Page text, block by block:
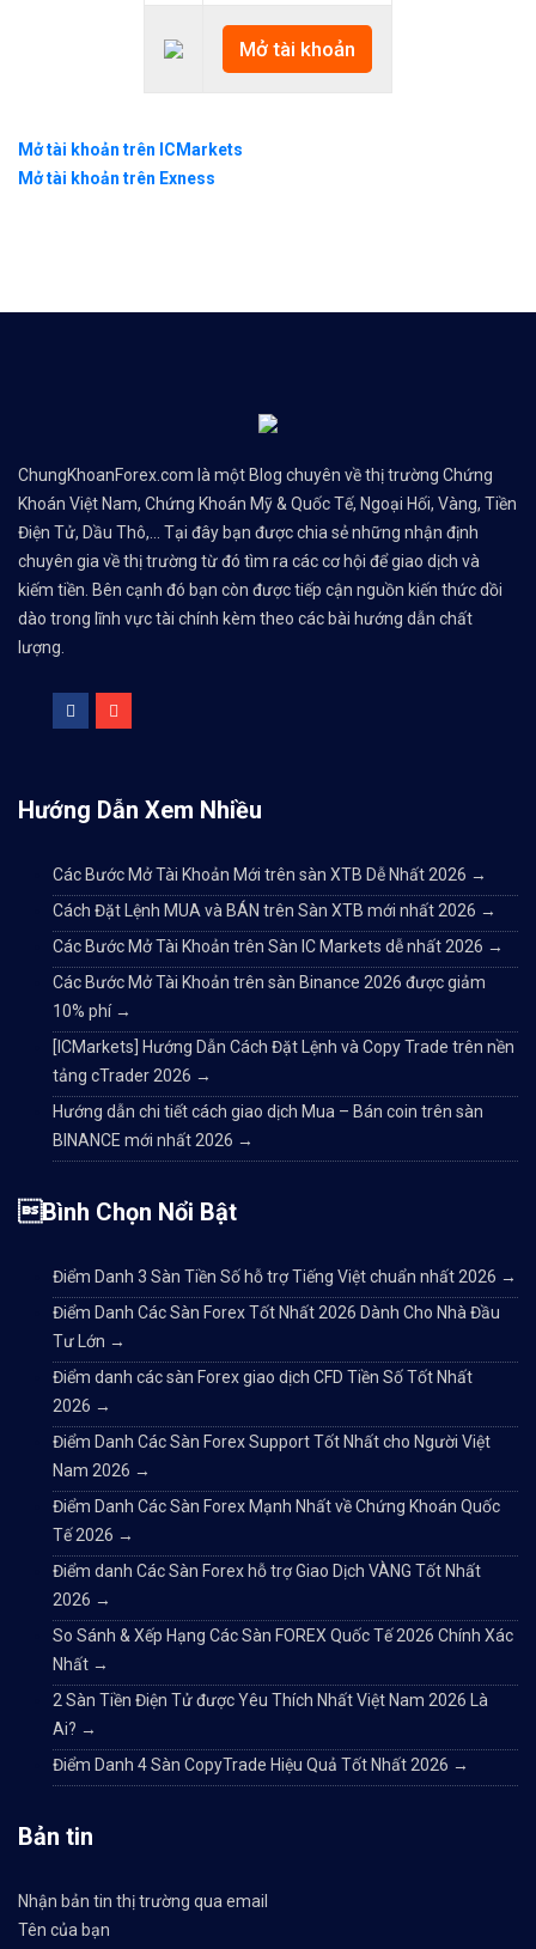
Mở tài khoản
Mở tài khoản trên ICMarkets
Mở tài khoản trên Exness
ChungKhoanForex.com là một Blog chuyên về thị trường Chứng
Khoán Việt Nam, Chứng Khoán Mỹ & Quốc Tế, Ngoại Hối, Vàng, Tiền
Điện Tử, Dầu Thô,... Tại đây bạn được chia sẻ những nhận định
chuyên gia về thị trường từ đó tìm ra các cơ hội để giao dịch và
kiếm tiền. Bên cạnh đó bạn còn được tiếp cận nguồn kiến thức dồi
dào trong lĩnh vực tài chính kèm theo các bài hướng dẫn chất
lượng.
Hướng Dẫn Xem Nhiều
Các Bước Mở Tài Khoản Mới trên sàn XTB Dễ Nhất 2026 →
Cách Đặt Lệnh MUA và BÁN trên Sàn XTB mới nhất 2026 →
Các Bước Mở Tài Khoản trên Sàn IC Markets dễ nhất 2026 →
Các Bước Mở Tài Khoản trên sàn Binance 2026 được giảm
10% phí →
[ICMarkets] Hướng Dẫn Cách Đặt Lệnh và Copy Trade trên nền
tảng cTrader 2026 →
Hướng dẫn chi tiết cách giao dịch Mua – Bán coin trên sàn
BINANCE mới nhất 2026 →
Bình Chọn Nổi Bật
Điểm Danh 3 Sàn Tiền Số hỗ trợ Tiếng Việt chuẩn nhất 2026 →
Điểm Danh Các Sàn Forex Tốt Nhất 2026 Dành Cho Nhà Đầu
Tư Lớn →
Điểm danh các sàn Forex giao dịch CFD Tiền Số Tốt Nhất
2026 →
Điểm Danh Các Sàn Forex Support Tốt Nhất cho Người Việt
Nam 2026 →
Điểm Danh Các Sàn Forex Mạnh Nhất về Chứng Khoán Quốc
Tế 2026 →
Điểm danh Các Sàn Forex hỗ trợ Giao Dịch VÀNG Tốt Nhất
2026 →
So Sánh & Xếp Hạng Các Sàn FOREX Quốc Tế 2026 Chính Xác
Nhất →
2 Sàn Tiền Điện Tử được Yêu Thích Nhất Việt Nam 2026 Là
Ai? →
Điểm Danh 4 Sàn CopyTrade Hiệu Quả Tốt Nhất 2026 →
Bản tin
Nhận bản tin thị trường qua email
Tên của bạn